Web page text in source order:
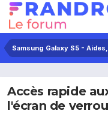
Samsung Galaxy S5 -
Accès rapide
l'écran de